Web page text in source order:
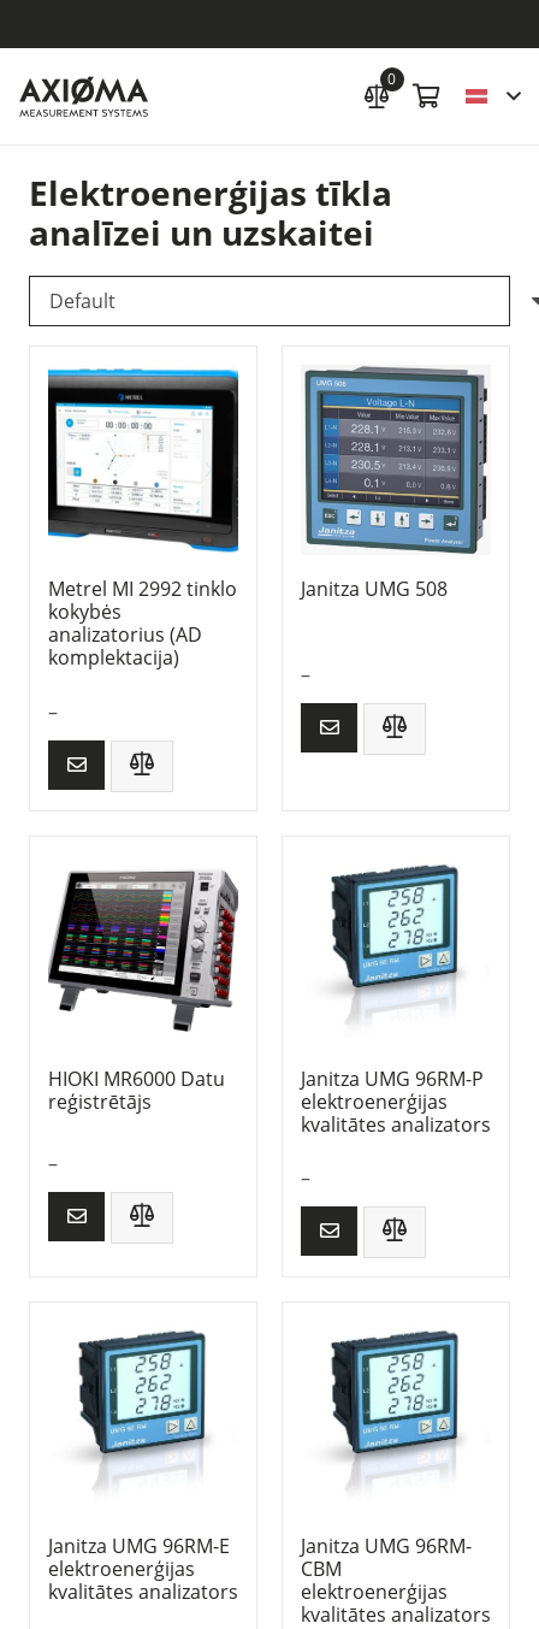
0
Elektroenerģijas tīkla
analīzei un uzskaitei
Metrel MI 2992 tinklo
kokybės
analizatorius (AD
komplektacija)
–
Janitza UMG 508
–
HIOKI MR6000 Datu
reģistrētājs
–
Janitza UMG 96RM-P
elektroenerģijas
kvalitātes analizators
–
Janitza UMG 96RM-E
elektroenerģijas
kvalitātes analizators
Janitza UMG 96RM-
CBM
elektroenerģijas
kvalitātes analizators